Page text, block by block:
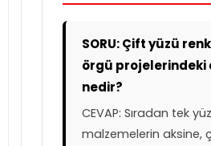
SORU: Çift yüzü
örgü projelerindeki
nedir?
CEVAP: Sıradan tek
malzemelerin aksine,